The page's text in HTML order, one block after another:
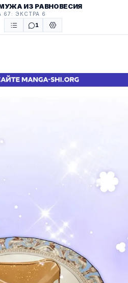
ИЗ РАВНОВЕСИЯ
67: ЭКСТРА 6
1